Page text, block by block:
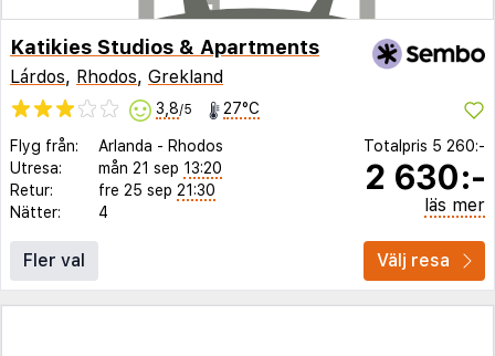
Katikies Studios & Apartments
Lárdos, Rhodos, Grekland
3,8/5 27°C
Flyg från: Arlanda - Rhodos
Utresa:
mån 21 sep 13:20
Retur:
fre 25 sep 21:30
Nätter:
4
Totalpris 5 260:-
2 630:-
läs mer
Fler val Välj resa